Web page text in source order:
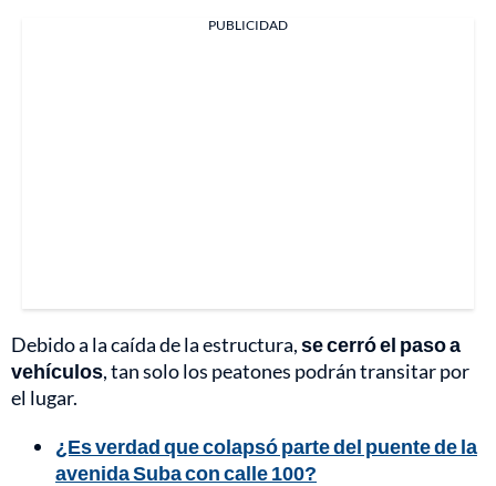
PUBLICIDAD
Debido a la caída de la estructura,se cerró el paso a
vehículos, tan solo los peatones podrán transitar por
el lugar.
¿Es verdad que colapsó parte del puente de la
avenida Suba con calle 100?